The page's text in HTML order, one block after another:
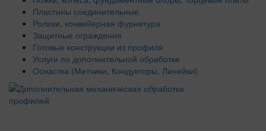
Пластины соединительные
Ролики, конвейерная фурнитура
Защитные ограждения
Готовые конструкции из профиля
Услуги по дополнительной обработке
Оснастка (Метчики, Кондукторы, Линейки)